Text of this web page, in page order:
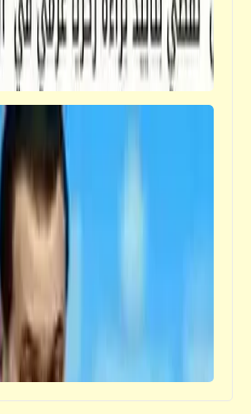
مشاهد رهيبة لانهيار سدود مائية